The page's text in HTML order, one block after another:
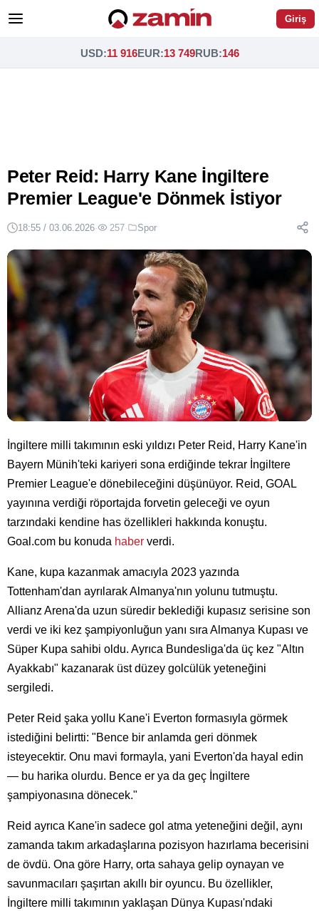
Giriş
USD:11 916EUR:13 749RUB:146
Peter Reid: Harry Kane İngiltere
Premier League'e Dönmek İstiyor
18:55 / 03.06.2026· 257· Spor
İngiltere milli takımının eski yıldızı Peter Reid, Harry Kane'in
Bayern Münih'teki kariyeri sona erdiğinde tekrar İngiltere
Premier League'e dönebileceğini düşünüyor. Reid, GOAL
yayınına verdiği röportajda forvetin geleceği ve oyun
tarzındaki kendine has özellikleri hakkında konuştu.
Goal.com bu konuda haber verdi.
Kane, kupa kazanmak amacıyla 2023 yazında
Tottenham'dan ayrılarak Almanya'nın yolunu tutmuştu.
Allianz Arena'da uzun süredir beklediği kupasız serisine son
verdi ve iki kez şampiyonluğun yanı sıra Almanya Kupası ve
Süper Kupa sahibi oldu. Ayrıca Bundesliga'da üç kez "Altın
Ayakkabı" kazanarak üst düzey golcülük yeteneğini
sergiledi.
Peter Reid şaka yollu Kane'i Everton formasıyla görmek
istediğini belirtti: "Bence bir anlamda geri dönmek
isteyecektir. Onu mavi formayla, yani Everton'da hayal edin
— bu harika olurdu. Bence er ya da geç İngiltere
şampiyonasına dönecek."
Reid ayrıca Kane'in sadece gol atma yeteneğini değil, aynı
zamanda takım arkadaşlarına pozisyon hazırlama becerisini
de övdü. Ona göre Harry, orta sahaya gelip oynayan ve
savunmacıları şaşırtan akıllı bir oyuncu. Bu özellikler,
İngiltere milli takımının yaklaşan Dünya Kupası'ndaki